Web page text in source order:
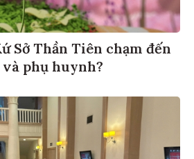
Sở Thần Tiên chạm đến
phụ huynh?